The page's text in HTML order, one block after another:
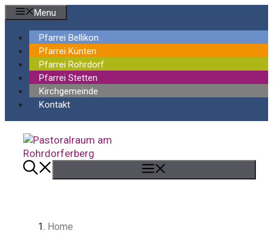
Springe
Inhalt
Menu
Pfarrei Bellikon
Pfarrei Künten
Pfarrei Rohrdorf
Pfarrei Stetten
Kirchgemeinde
Kontakt
Home